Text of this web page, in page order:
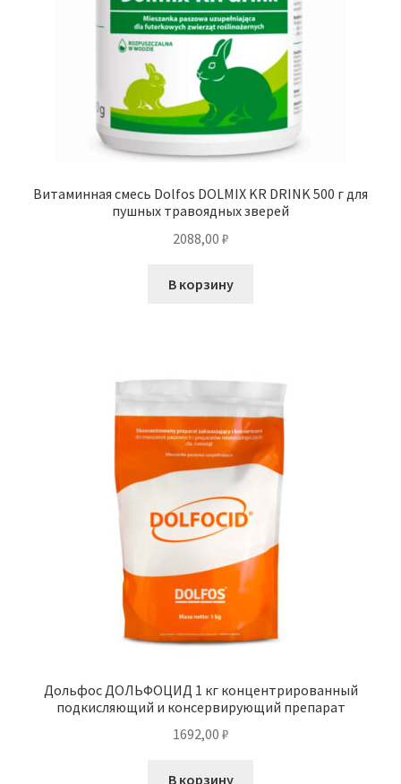
Витаминная смесь Dolfos DOLMIX KR DRINK 500 г для
пушных травоядных зверей
2088,00 ₽
В корзину
Дольфос ДОЛЬФОЦИД 1 кг концентрированный
подкисляющий и консервирующий препарат
1692,00 ₽
В корзину